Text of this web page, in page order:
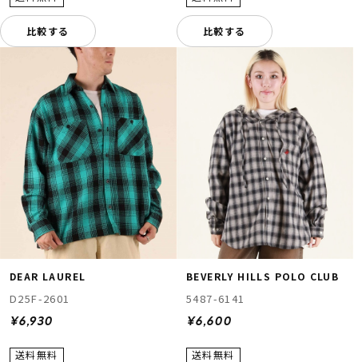
比較する 比較する
DEAR LAUREL
D25F-2601
¥6,930
BEVERLY HILLS POLO CLUB
5487-6141
¥6,600